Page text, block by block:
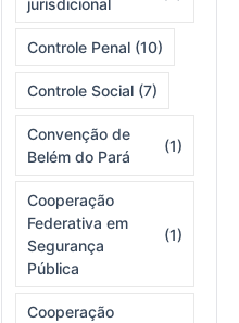
jurisdicional
Controle Penal (10)
Controle Social (7)
Convenção de
Belém do Pará
(1)
Cooperação
Federativa em
Segurança
Pública
(1)
Cooperação